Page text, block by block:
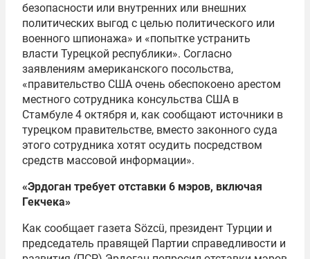
безопасности или внутренних или внешних
политических выгод с целью политического или
военного шпионажа» и «попытке устранить
власти Турецкой республики». Согласно
заявлениям американского посольства,
«правительство США очень обеспокоено арестом
местного сотрудника консульства США в
Стамбуле 4 октября и, как сообщают источники в
турецком правительстве, вместо законного суда
этого сотрудника хотят осудить посредством
средств массовой информации».
«Эрдоган требует отставки 6 мэров, включая
Гекчека»
Как сообщает газета Sözcü, президент Турции и
председатель правящей Партии справедливости и